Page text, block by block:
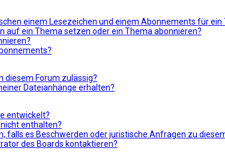
einem Lesezeichen und einem Abonnements für ein
auf ein Thema setzen oder ein Thema abonnieren?
diesem Forum zulässig?
Dateianhänge erhalten?
entwickelt?
enthalten?
falls es Beschwerden oder juristische Anfragen zu
des Boards kontaktieren?